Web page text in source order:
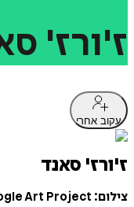
ז'ורז'
עקוב אחרי
ז'ורז' סאנד
צילום: Google Art Project